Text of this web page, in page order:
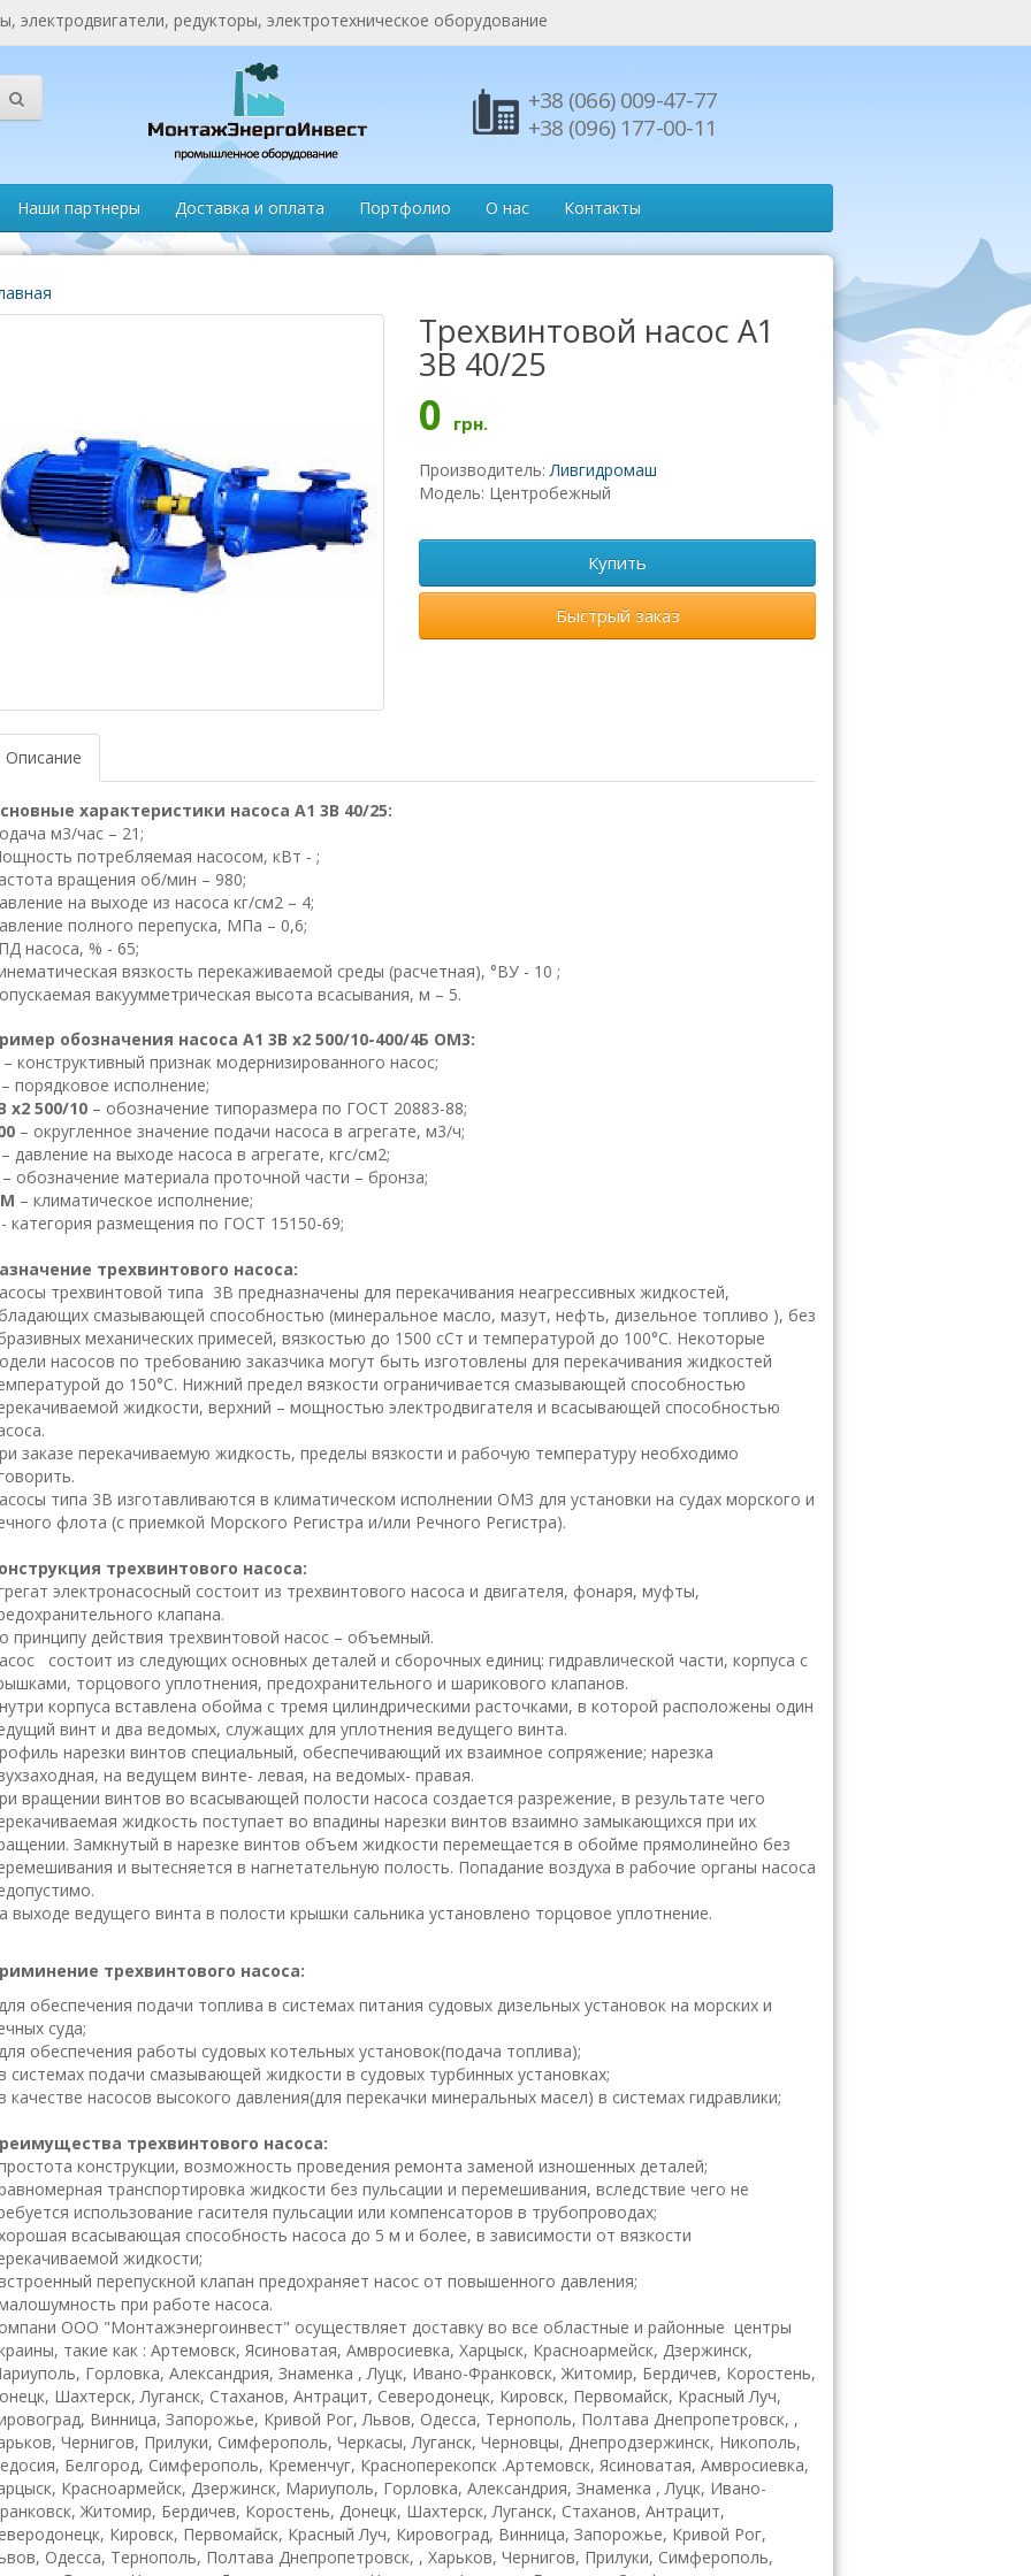
редукторы, электротехническое оборудование
+38 (066) 009-47-77
+38 (096) 177-00-11
Наши партнеры Доставка и оплата Портфолио О нас Контакты
Трехвинтовой насос А1
3В 40/25
0 грн.
Производитель:Ливгидромаш
Модель: Центробежный
Купить
Быстрый заказ
Описание
характеристики насоса А1 3В 40/25:
м3/час – 21;
потребляемая насосом, кВт - ;
вращения об/мин – 980;
на выходе из насоса кг/см2 – 4;
полного перепуска, МПа – 0,6;
насоса, % - 65;
вязкость перекаживаемой среды (расчетная), °ВУ - 10 ;
вакуумметрическая высота всасывания, м – 5.
обозначения насоса А1 3В х2 500/10-400/4Б ОМ3:
– конструктивный признак модернизированного насос;
– порядковое исполнение;
х2 500/10 – обозначение типоразмера по ГОСТ 20883-88;
– округленное значение подачи насоса в агрегате, м3/ч;
давление на выходе насоса в агрегате, кгс/см2;
– обозначение материала проточной части – бронза;
– климатическое исполнение;
- категория размещения по ГОСТ 15150-69;
трехвинтового насоса:
трехвинтовой типа 3В предназначены для перекачивания неагрессивных жидкостей,
смазывающей способностью (минеральное масло, мазут, нефть, дизельное топливо ), без
механических примесей, вязкостью до 1500 сСт и температурой до 100°С. Некоторые
насосов по требованию заказчика могут быть изготовлены для перекачивания жидкостей
до 150°С. Нижний предел вязкости ограничивается смазывающей способностью
жидкости, верхний – мощностью электродвигателя и всасывающей способностью
заказе перекачиваемую жидкость, пределы вязкости и рабочую температуру необходимо
типа 3В изготавливаются в климатическом исполнении ОМЗ для установки на судах морского и
флота (с приемкой Морского Регистра и/или Речного Регистра).
трехвинтового насоса:
электронасосный состоит из трехвинтового насоса и двигателя, фонаря, муфты,
клапана.
принципу действия трехвинтовой насос – объемный.
состоит из следующих основных деталей и сборочных единиц: гидравлической части, корпуса с
торцового уплотнения, предохранительного и шарикового клапанов.
корпуса вставлена обойма с тремя цилиндрическими расточками, в которой расположены один
винт и два ведомых, служащих для уплотнения ведущего винта.
нарезки винтов специальный, обеспечивающий их взаимное сопряжение; нарезка
на ведущем винте- левая, на ведомых- правая.
вращении винтов во всасывающей полости насоса создается разрежение, в результате чего
жидкость поступает во впадины нарезки винтов взаимно замыкающихся при их
Замкнутый в нарезке винтов объем жидкости перемещается в обойме прямолинейно без
и вытесняется в нагнетательную полость. Попадание воздуха в рабочие органы насоса
выходе ведущего винта в полости крышки сальника установлено торцовое уплотнение.
трехвинтового насоса:
обеспечения подачи топлива в системах питания судовых дизельных установок на морских и
суда;
обеспечения работы судовых котельных установок(подача топлива);
системах подачи смазывающей жидкости в судовых турбинных установках;
качестве насосов высокого давления(для перекачки минеральных масел) в системах гидравлики;
трехвинтового насоса:
конструкции, возможность проведения ремонта заменой изношенных деталей;
транспортировка жидкости без пульсации и перемешивания, вследствие чего не
использование гасителя пульсации или компенсаторов в трубопроводах;
всасывающая способность насоса до 5 м и более, в зависимости от вязкости
жидкости;
перепускной клапан предохраняет насос от повышенного давления;
при работе насоса.
ООО "Монтажэнергоинвест" осуществляет доставку во все областные и районные центры
такие как : Артемовск, Ясиноватая, Амвросиевка, Харцыск, Красноармейск, Дзержинск,
Горловка, Александрия, Знаменка , Луцк, Ивано-Франковск, Житомир, Бердичев, Коростень,
Шахтерск, Луганск, Стаханов, Антрацит, Северодонецк, Кировск, Первомайск, Красный Луч,
Винница, Запорожье, Кривой Рог, Львов, Одесса, Тернополь, Полтава Днепропетровск, ,
Чернигов, Прилуки, Симферополь, Черкасы, Луганск, Черновцы, Днепродзержинск, Никополь,
Белгород, Симферополь, Кременчуг, Красноперекопск .Артемовск, Ясиноватая, Амвросиевка,
Красноармейск, Дзержинск, Мариуполь, Горловка, Александрия, Знаменка , Луцк, Ивано-
Житомир, Бердичев, Коростень, Донецк, Шахтерск, Луганск, Стаханов, Антрацит,
Кировск, Первомайск, Красный Луч, Кировоград, Винница, Запорожье, Кривой Рог,
Одесса, Тернополь, Полтава Днепропетровск, , Харьков, Чернигов, Прилуки, Симферополь,